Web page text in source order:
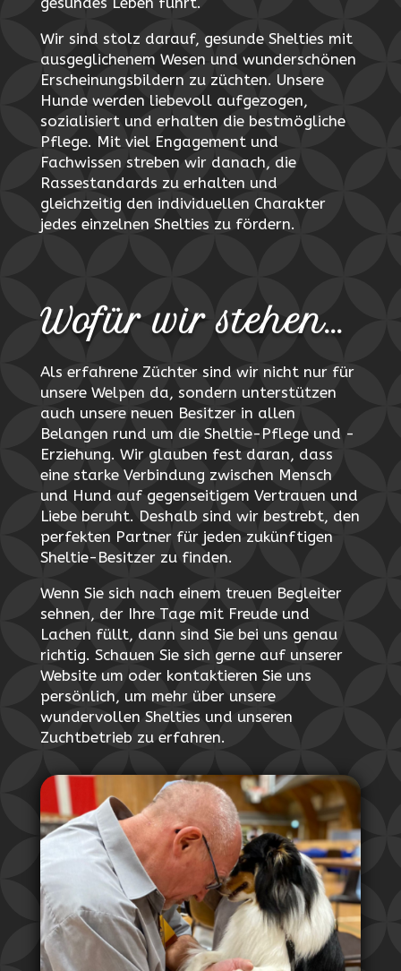
Wir sind stolz darauf, gesunde Shelties mit
ausgeglichenem Wesen und wunderschönen
Erscheinungsbildern zu züchten. Unsere
Hunde werden liebevoll aufgezogen,
sozialisiert und erhalten die bestmögliche
Pflege. Mit viel Engagement und
Fachwissen streben wir danach, die
Rassestandards zu erhalten und
gleichzeitig den individuellen Charakter
jedes einzelnen Shelties zu fördern.
Wofür wir stehen…
Als erfahrene Züchter sind wir nicht nur für
unsere Welpen da, sondern unterstützen
auch unsere neuen Besitzer in allen
Belangen rund um die Sheltie-Pflege und -
Erziehung. Wir glauben fest daran, dass
eine starke Verbindung zwischen Mensch
und Hund auf gegenseitigem Vertrauen und
Liebe beruht. Deshalb sind wir bestrebt, den
perfekten Partner für jeden zukünftigen
Sheltie-Besitzer zu finden.
Wenn Sie sich nach einem treuen Begleiter
sehnen, der Ihre Tage mit Freude und
Lachen füllt, dann sind Sie bei uns genau
richtig. Schauen Sie sich gerne auf unserer
Website um oder kontaktieren Sie uns
persönlich, um mehr über unsere
wundervollen Shelties und unseren
Zuchtbetrieb zu erfahren.